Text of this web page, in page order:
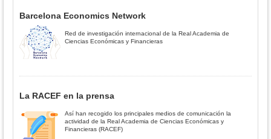
Barcelona Economics Network
Red de investigación internacional de la Real Academia de
Ciencias Económicas y Financieras
La RACEF en la prensa
Así han recogido los principales medios de comunicación la
actividad de la Real Academia de Ciencias Económicas y
Financieras (RACEF)